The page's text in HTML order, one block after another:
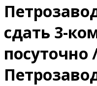
сдать 3-
посуточно